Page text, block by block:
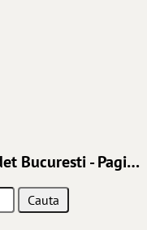
Coduri postale Bucuresti - Judet Bucuresti - Pagina 88